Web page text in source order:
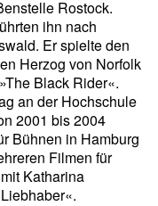
Rostock.
ihn nach
Er spielte den
Herzog von Norfolk
Black Rider«.
an der Hochschule
2001 bis 2004
Bühnen in Hamburg
Filmen für
Katharina